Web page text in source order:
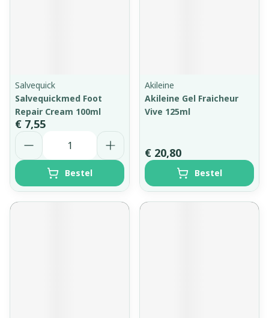
Salvequick
Salvequickmed Foot
Repair Cream 100ml
€ 7,55
Aantal
Bestel
Akileine
Akileine Gel Fraicheur
Vive 125ml
€ 20,80
Bestel